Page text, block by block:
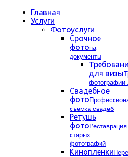
Главная
Услуги
Фотоуслуги
Срочное
фотона
документы
для визы
фотографии
Свадебное
фото
съемка свадеб
Ретушь
фото Реставрация
старых
фотографий
Кинопленки